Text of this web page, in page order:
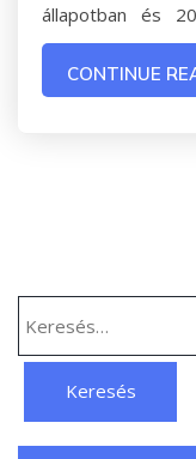
állapotban és
CONTINUE